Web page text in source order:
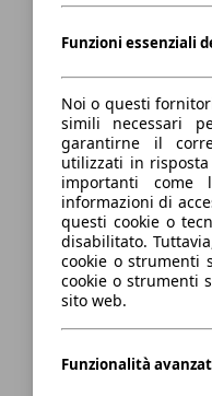
Funzioni essenziali
Noi o questi
simili necessari
garantirne il
utilizzati in
importanti come
informazioni di
questi cookie o
disabilitato.
cookie o strumenti
cookie o strumenti
sito web.
Funzionalità